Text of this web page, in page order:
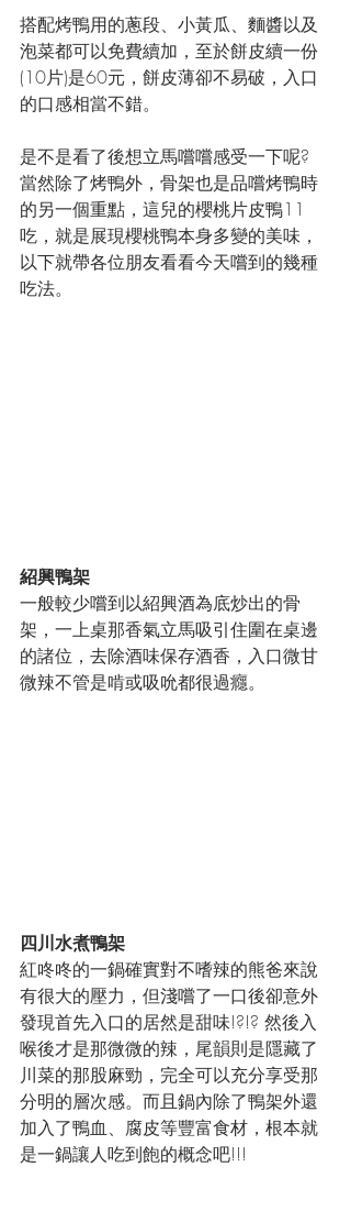
搭配烤鴨用的蔥段、小黃瓜、麵醬以及
泡菜都可以免費續加，至於餅皮續一份
(10片)是60元，餅皮薄卻不易破，入口
的口感相當不錯。
是不是看了後想立馬嚐嚐感受一下呢?
當然除了烤鴨外，骨架也是品嚐烤鴨時
的另一個重點，這兒的櫻桃片皮鴨11
吃，就是展現櫻桃鴨本身多變的美味，
以下就帶各位朋友看看今天嚐到的幾種
吃法。
紹興鴨架
一般較少嚐到以紹興酒為底炒出的骨
架，一上桌那香氣立馬吸引住圍在桌邊
的諸位，去除酒味保存酒香，入口微甘
微辣不管是啃或吸吮都很過癮。
四川水煮鴨架
紅咚咚的一鍋確實對不嗜辣的熊爸來說
有很大的壓力，但淺嚐了一口後卻意外
發現首先入口的居然是甜味!?!? 然後入
喉後才是那微微的辣，尾韻則是隱藏了
川菜的那股麻勁，完全可以充分享受那
分明的層次感。而且鍋內除了鴨架外還
加入了鴨血、腐皮等豐富食材，根本就
是一鍋讓人吃到飽的概念吧!!!